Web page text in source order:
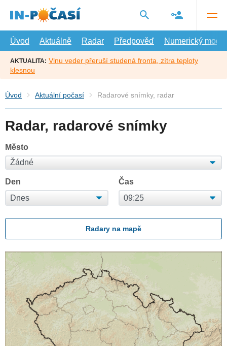
hlavní
Úvod
Aktuálně Radar Předpověď Numerický model
AKTUALITA: Vlnu veder přeruší studená fronta, zítra teploty
klesnou
Úvod Aktuální počasí Radarové snímky, radar
Radar, radarové snímky
Město
Den Čas
Radary na mapě